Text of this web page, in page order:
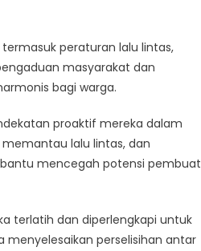
peraturan lalu lintas,
masyarakat dan
bagi warga.
proaktif mereka dalam
lalu lintas, dan
mencegah potensi pembuat
terlatih dan diperlengkapi untuk
perselisihan antar